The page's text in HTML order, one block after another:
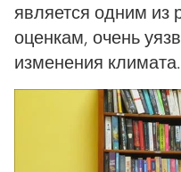
является одним из
оценкам, очень
изменения климата.